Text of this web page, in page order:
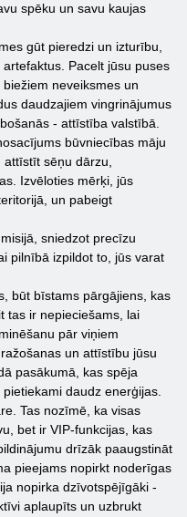
spēku un savu kaujas
gūt pieredzi un izturību,
Pacelt jūsu puses
neveiksmes un
daudzajiem vingrinājumus
- attīstība valstībā.
būvniecības māju
sēņu dārzu,
Izvēloties mērķi, jūs
un pabeigt
sniedzot precīzu
pilnībā izpildot to, jūs varat
būt bīstams pārgājiens, kas
tas ir nepieciešams, lai
pār viņiem
un attīstību jūsu
pasākumā, kas spēja
daudz enerģijas.
Tas nozīmē, ka visas
bet ir VIP-funkcijas, kas
drīzāk paaugstināt
pieejams nopirkt noderīgas
nopirka dzīvotspējīgāki -
aplaupīts un uzbrukt